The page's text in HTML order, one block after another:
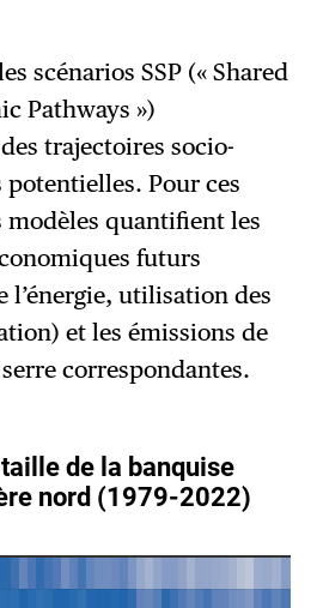
scénarios SSP (« Shared
Pathways »)
trajectoires socio-
Pour ces
modèles quantifient les
futurs
l’énergie, utilisation des
et les émissions de
correspondantes.